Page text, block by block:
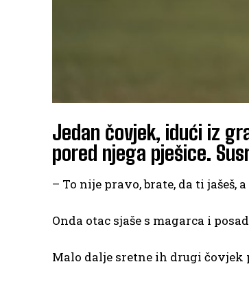
Jedan čovjek, idući iz
pored njega pješice.
– To nije pravo, brate, da ti jašeš,
Onda otac sjaše s magarca i
Malo dalje sretne ih drugi čovjek